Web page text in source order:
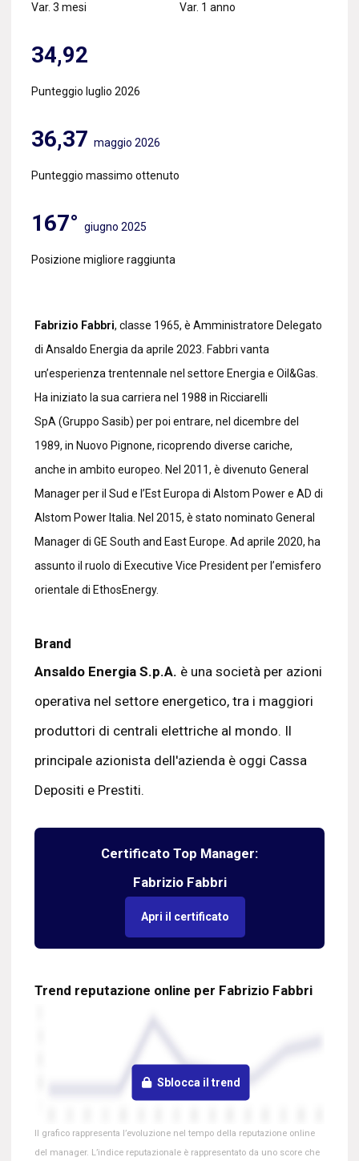
Var. 3 mesi Var. 1 anno
34,92
Punteggio luglio 2026
36,37 maggio 2026
Punteggio massimo ottenuto
167° giugno 2025
Posizione migliore raggiunta
Fabrizio Fabbri, classe 1965, è Amministratore Delegato
di Ansaldo Energia da aprile 2023. Fabbri vanta
un’esperienza trentennale nel settore Energia e Oil&Gas.
Ha iniziato la sua carriera nel 1988 in Ricciarelli
SpA (Gruppo Sasib) per poi entrare, nel dicembre del
1989, in Nuovo Pignone, ricoprendo diverse cariche,
anche in ambito europeo. Nel 2011, è divenuto General
Manager per il Sud e l’Est Europa di Alstom Power e AD di
Alstom Power Italia. Nel 2015, è stato nominato General
Manager di GE South and East Europe. Ad aprile 2020, ha
assunto il ruolo di Executive Vice President per l’emisfero
orientale di EthosEnergy.
Brand
Ansaldo Energia S.p.A. è una società per azioni
operativa nel settore energetico, tra i maggiori
produttori di centrali elettriche al mondo. Il
principale azionista dell'azienda è oggi Cassa
Depositi e Prestiti.
Certificato Top Manager:
Fabrizio Fabbri
Apri il certificato
Trend reputazione online per Fabrizio Fabbri
Sblocca il trend
Il grafico rappresenta l’evoluzione nel tempo della reputazione online
del manager. L’indice reputazionale è rappresentato da uno score che